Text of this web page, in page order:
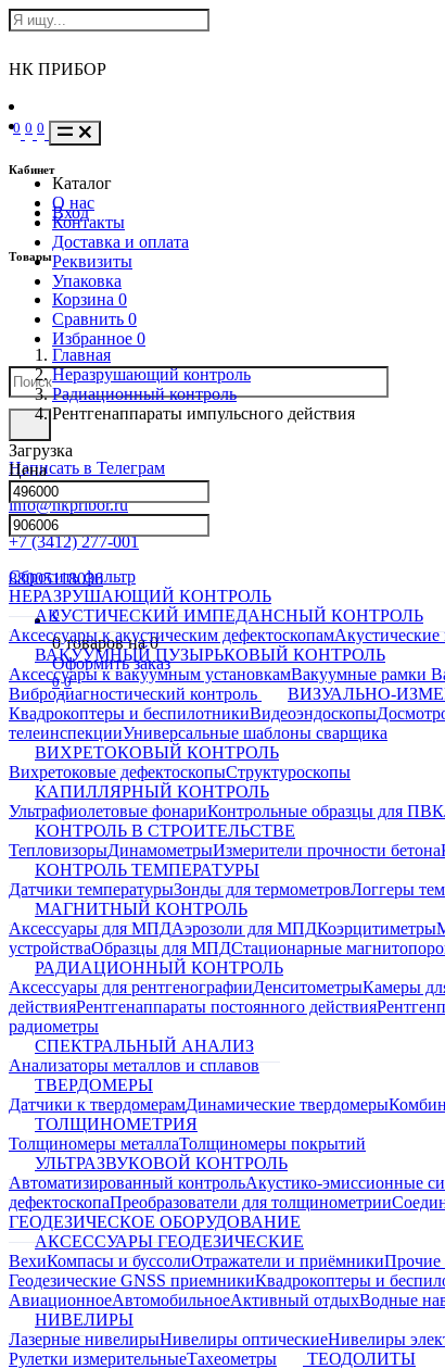
НК ПРИБОР
Кабинет
Вход
Товары
Корзина 0
Сравнить 0
Избранное 0
Написать в Телеграм
info@nkpribor.ru
+7 (3412) 277-001
88005118036
0
0 товаров на0
Оформить заказ
0 0
0 0 0
Каталог
О нас
Контакты
Доставка и оплата
Реквизиты
Упаковка
Главная
Неразрушающий контроль
Радиационный контроль
Рентгенаппараты импульсного действия
Загрузка
Цена
Сбросить фильтр
НЕРАЗРУШАЮЩИЙ КОНТРОЛЬ
АКУСТИЧЕСКИЙ ИМПЕДАНСНЫЙ КОНТРОЛЬ
Аксессуары к акустическим дефектоскопам
ВАКУУМНЫЙ ПУЗЫРЬКОВЫЙ КОНТРОЛЬ
Аксессуары к вакуумным установкамВакуумные рамки
Вибродиагностический контроль
ВИЗУАЛЬНО-
Квадрокоптеры и беспилотникиВидеоэндоскопы
телеинспекцииУниверсальные шаблоны сварщика
ВИХРЕТОКОВЫЙ КОНТРОЛЬ
Вихретоковые дефектоскопыСтруктуроскопы
КАПИЛЛЯРНЫЙ КОНТРОЛЬ
Ультрафиолетовые фонариКонтрольные образцы для ПВК
КОНТРОЛЬ В СТРОИТЕЛЬСТВЕ
ТепловизорыДинамометрыИзмерители прочности бетона
КОНТРОЛЬ ТЕМПЕРАТУРЫ
Датчики температурыЗонды для термометровЛоггеры
МАГНИТНЫЙ КОНТРОЛЬ
Аксессуары для МПДАэрозоли для МПДКоэрцитиметры
устройстваОбразцы для МПДСтационарные
РАДИАЦИОННЫЙ КОНТРОЛЬ
Аксессуары для рентгенографииДенситометрыКамеры
действияРентгенаппараты постоянного действия
радиометры
СПЕКТРАЛЬНЫЙ АНАЛИЗ
Анализаторы металлов и сплавов
ТВЕРДОМЕРЫ
Датчики к твердомерамДинамические твердомеры
ТОЛЩИНОМЕТРИЯ
Толщиномеры металлаТолщиномеры покрытий
УЛЬТРАЗВУКОВОЙ КОНТРОЛЬ
Автоматизированный контрольАкустико-эмиссионные
дефектоскопаПреобразователи для толщинометрии
ГЕОДЕЗИЧЕСКОЕ ОБОРУДОВАНИЕ
АКСЕССУАРЫ ГЕОДЕЗИЧЕСКИЕ
ВехиКомпасы и буссолиОтражатели и приёмникиПрочие
Геодезические GNSS приемникиКвадрокоптеры и
АвиационноеАвтомобильноеАктивный отдыхВодные
НИВЕЛИРЫ
Лазерные нивелирыНивелиры оптическиеНивелиры
Рулетки измерительныеТахеометры
ТЕОДОЛИТЫ